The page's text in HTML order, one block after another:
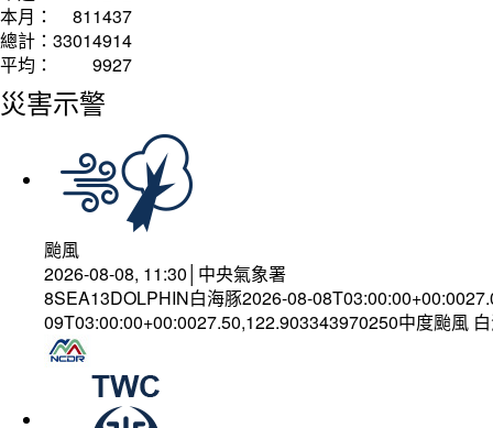
本月：
811437
總計： 33014914
平均：
9927
災害示警
颱風
2026-08-08, 11:30│中央氣象署
8SEA13DOLPHIN白海豚2026-08-
09T03:00:00+00:0027.50,122.903343970250中度颱風